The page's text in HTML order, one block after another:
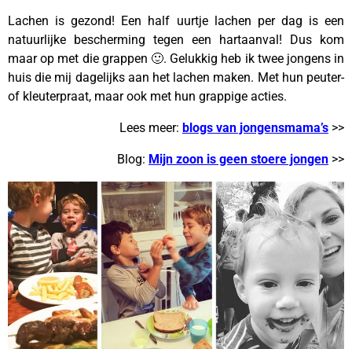
Lachen is gezond! Een half uurtje lachen per dag is een
natuurlijke bescherming tegen een hartaanval! Dus kom
maar op met die grappen 🙂. Gelukkig heb ik twee jongens in
huis die mij dagelijks aan het lachen maken. Met hun peuter-
of kleuterpraat, maar ook met hun grappige acties.
Lees meer: blogs van jongensmama’s >>
Blog: Mijn zoon is geen stoere jongen >>